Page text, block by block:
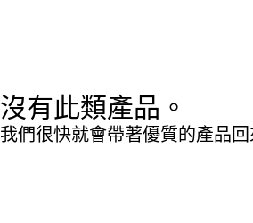
沒有此類產品。
我們很快就會帶著優質的產品